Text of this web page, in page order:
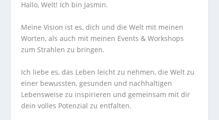
Hallo, Welt! Ich bin Jasmin.
Meine Vision ist es, dich und die Welt mit meinen
Worten, als auch mit meinen Events & Workshops
zum Strahlen zu bringen.
Ich liebe es, das Leben leicht zu nehmen, die Welt zu
einer bewussten, gesunden und nachhaltigen
Lebensweise zu inspirieren und gemeinsam mit dir
dein volles Potenzial zu entfalten.